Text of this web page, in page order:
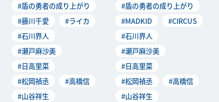
#盾の勇者の成り上がり
#藤川千愛
#ライカ
#石川界人
#瀬戸麻沙美
#日高里菜
#松岡禎丞
#高橋信
#山谷祥生
#盾の勇者の成り上がり
#MADKID
#CIRCUS
#石川界人
#瀬戸麻沙美
#日高里菜
#松岡禎丞
#高橋信
#山谷祥生